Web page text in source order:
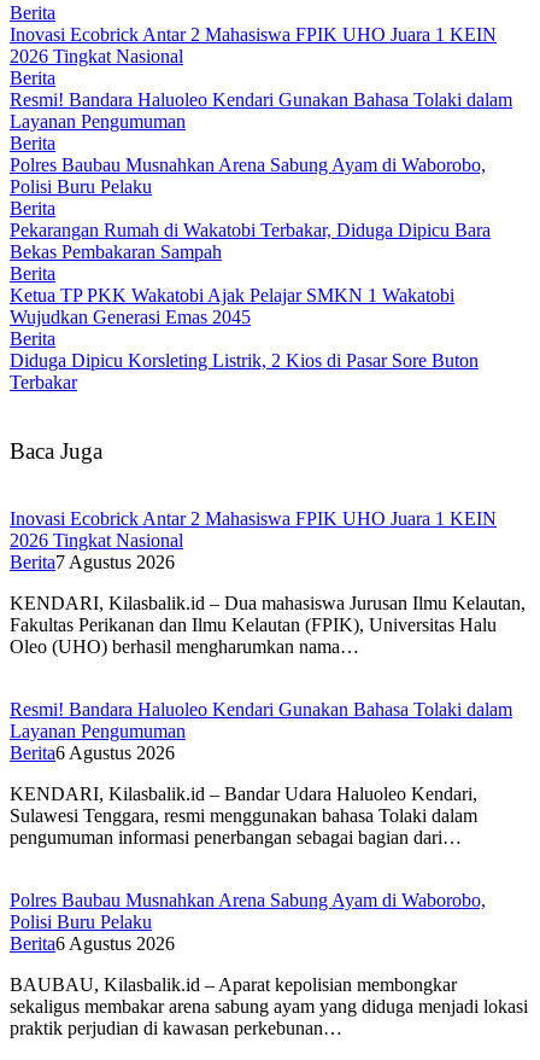
Berita
Inovasi Ecobrick Antar 2 Mahasiswa FPIK UHO Juara 1 KEIN
2026 Tingkat Nasional
Berita
Resmi! Bandara Haluoleo Kendari Gunakan Bahasa Tolaki dalam
Layanan Pengumuman
Berita
Polres Baubau Musnahkan Arena Sabung Ayam di Waborobo,
Polisi Buru Pelaku
Berita
Pekarangan Rumah di Wakatobi Terbakar, Diduga Dipicu Bara
Bekas Pembakaran Sampah
Berita
Ketua TP PKK Wakatobi Ajak Pelajar SMKN 1 Wakatobi
Wujudkan Generasi Emas 2045
Berita
Diduga Dipicu Korsleting Listrik, 2 Kios di Pasar Sore Buton
Terbakar
Baca Juga
Inovasi Ecobrick Antar 2 Mahasiswa FPIK UHO Juara 1 KEIN
2026 Tingkat Nasional
Berita7 Agustus 2026
KENDARI, Kilasbalik.id – Dua mahasiswa Jurusan Ilmu Kelautan,
Fakultas Perikanan dan Ilmu Kelautan (FPIK), Universitas Halu
Oleo (UHO) berhasil mengharumkan nama…
Resmi! Bandara Haluoleo Kendari Gunakan Bahasa Tolaki dalam
Layanan Pengumuman
Berita6 Agustus 2026
KENDARI, Kilasbalik.id – Bandar Udara Haluoleo Kendari,
Sulawesi Tenggara, resmi menggunakan bahasa Tolaki dalam
pengumuman informasi penerbangan sebagai bagian dari…
Polres Baubau Musnahkan Arena Sabung Ayam di Waborobo,
Polisi Buru Pelaku
Berita6 Agustus 2026
BAUBAU, Kilasbalik.id – Aparat kepolisian membongkar
sekaligus membakar arena sabung ayam yang diduga menjadi lokasi
praktik perjudian di kawasan perkebunan…